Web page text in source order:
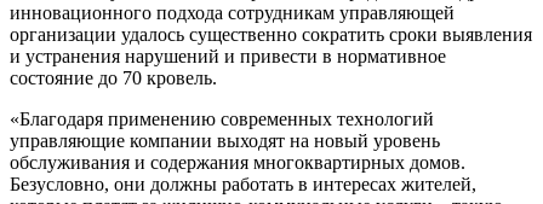
инновационного подхода сотрудникам управляющей
организации удалось существенно сократить сроки выявления
и устранения нарушений и привести в нормативное
состояние до 70 кровель.
«Благодаря применению современных технологий
управляющие компании выходят на новый уровень
обслуживания и содержания многоквартирных домов.
Безусловно, они должны работать в интересах жителей,